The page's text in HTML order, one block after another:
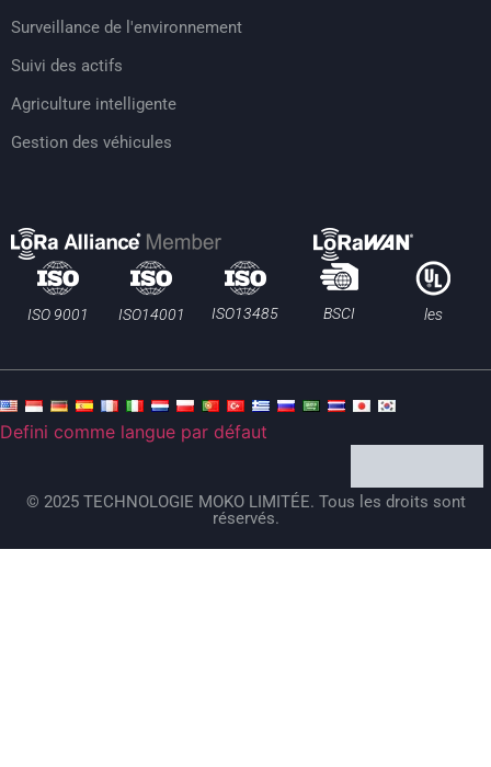
Surveillance de l'environnement
Suivi des actifs
Agriculture intelligente
Gestion des véhicules
ISO 9001 ISO14001 ISO13485 BSCI les
Defini comme langue par défaut
© 2025 TECHNOLOGIE MOKO LIMITÉE. Tous les droits sont
réservés.